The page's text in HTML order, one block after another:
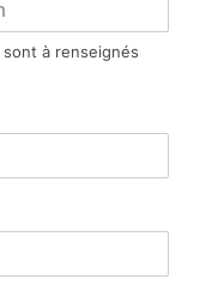
à renseignés